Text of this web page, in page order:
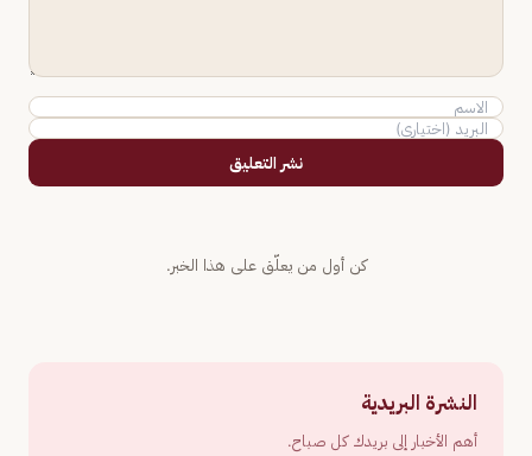
نشر التعليق
كن أول من يعلّق على هذا الخبر.
النشرة البريدية
أهم الأخبار إلى بريدك كل صباح.